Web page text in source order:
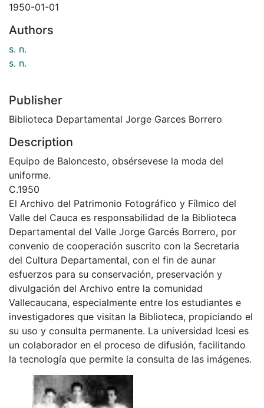
1950-01-01
Authors
s. n.
s. n.
Publisher
Biblioteca Departamental Jorge Garces Borrero
Description
Equipo de Baloncesto, obsérsevese la moda del
uniforme.
C.1950
El Archivo del Patrimonio Fotográfico y Fílmico del
Valle del Cauca es responsabilidad de la Biblioteca
Departamental del Valle Jorge Garcés Borrero, por
convenio de cooperación suscrito con la Secretaria
del Cultura Departamental, con el fin de aunar
esfuerzos para su conservación, preservación y
divulgación del Archivo entre la comunidad
Vallecaucana, especialmente entre los estudiantes e
investigadores que visitan la Biblioteca, propiciando el
su uso y consulta permanente. La universidad Icesi es
un colaborador en el proceso de difusión, facilitando
la tecnología que permite la consulta de las imágenes.